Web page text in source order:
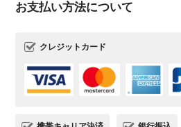
お支払い方法について
クレジットカード